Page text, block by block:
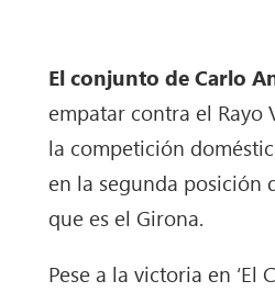
El conjunto de Carlo
empatar contra el
la competición
en la segunda posición
que es el Girona.
Pese a la victoria en